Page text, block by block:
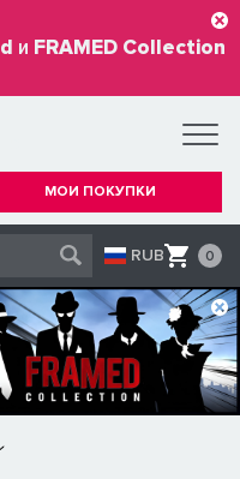
и FRAMED Collection
МОИ ПОКУПКИ
RUB 0